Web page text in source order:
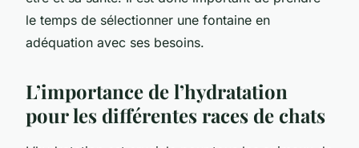
le temps de sélectionner une fontaine en
adéquation avec ses besoins.
L’importance de l’hydratation
pour les différentes races de chats